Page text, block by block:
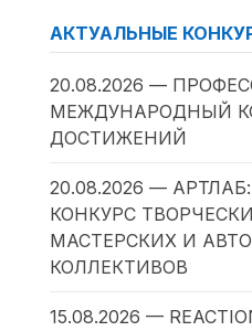
АКТУАЛЬНЫЕ
20.08.2026 —
МЕЖДУНАРОДНЫЙ
ДОСТИЖЕНИЙ
20.08.2026 —
КОНКУРС
МАСТЕРСКИХ И
КОЛЛЕКТИВОВ
15.08.2026 —